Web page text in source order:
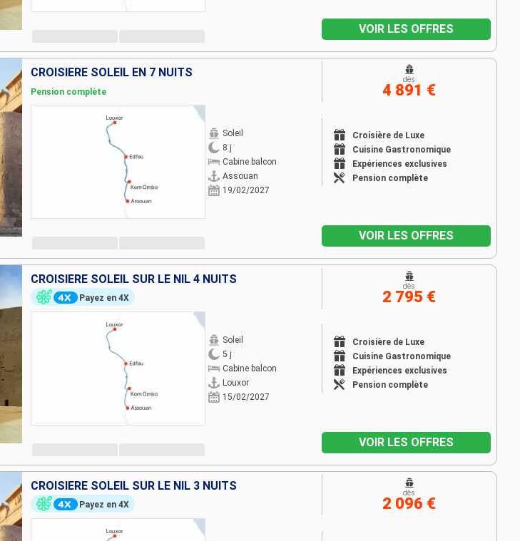
VOIR LES OFFRES
CROISIÈRE SOLEIL EN 7 NUITS
Pension complète
Soleil
8 j
Cabine balcon
Assouan
19/02/2027
Croisière de Luxe
Cuisine Gastronomique
Expériences exclusives
Pension complète
dès
4 891 €
VOIR LES OFFRES
CROISIÈRE SOLEIL SUR LE NIL 4 NUITS
Payez en 4X
Soleil
5 j
Cabine balcon
Louxor
15/02/2027
Croisière de Luxe
Cuisine Gastronomique
Expériences exclusives
Pension complète
dès
2 795 €
VOIR LES OFFRES
CROISIÈRE SOLEIL SUR LE NIL 3 NUITS
Payez en 4X
dès
2 096 €